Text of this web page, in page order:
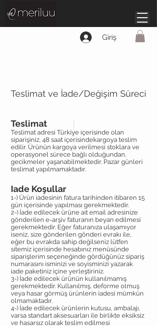
Giriş
Teslimat ve İade/Değişim Süreci
Teslimat
Teslimat adresi Türkiye içerisinde olan
siparişiniz, 48 saat içerisindekargoya teslim
edilir. Ürünün kargoya verilmesi stoklara ve
operasyonel sürece bağlı olduğundan,
gecikmeler yaşanabilmektedir. Pazar günleri
teslimat yapılmamaktadır.
Iade Koşullar
1-) Ürün iadesinin fatura tarihinden itibaren 15
gün içerisinde yapılması gerekmektedir.
2-) İade edilecek ürüne ait email adresinize
gönderilen e-arşiv faturanın beyan edilmesi
gerekmektedir. Eğer faturanıza ulaşamıyor
iseniz, size gönderilen gönderi evrakı ile,
eğer bu evrakda sahip değilseniz lütfen
sitemiz içerisinde hesabınız menüsünde
siparişlerim seçeneğinde gördüğünüz sipariş
numarasını isminizi ve soyisminizi yazarak
iade paketiniz içine yerleştiriniz.
3-) İade edilecek ürünün kullanılmamış
gerekmektedir. Kullanılmış, deforme olmuş
veya hasar görmüş ürünlerin iadesi mümkün
olmamaktadır.
4-) İade edilecek ürünlerin kutusu, ambalajı,
varsa standart aksesuarları ile birlikte eksiksiz
ve hasarsız olarak teslim edilmesi